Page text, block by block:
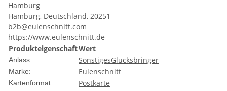
Hamburg
Hamburg, Deutschland, 20251
b2b@eulenschnitt.com
https://www.eulenschnitt.de
ProdukteigenschaftWert
Anlass: SonstigesGlücksbringer
Marke: Eulenschnitt
Kartenformat: Postkarte